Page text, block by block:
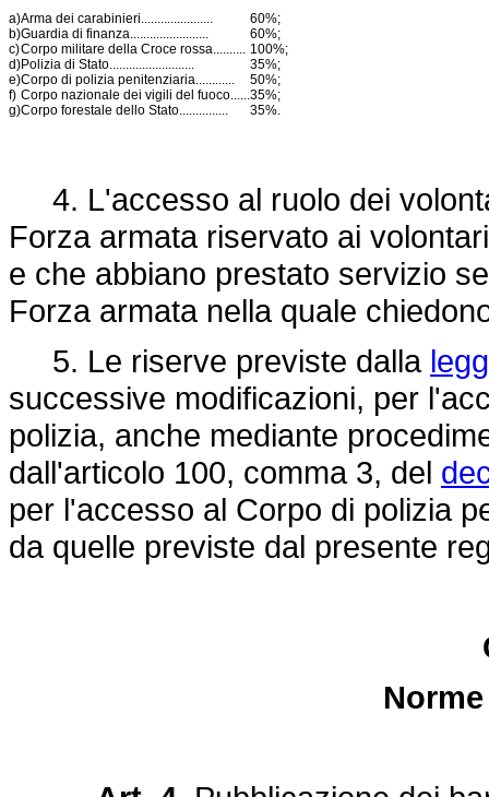
a)Arma dei carabinieri......................
60%;
b)Guardia di finanza........................
60%;
c)Corpo militare della Croce rossa.......... 100%;
d)Polizia di Stato..........................
35%;
e)Corpo di polizia penitenziaria............
50%;
f) Corpo nazionale dei vigili del fuoco......35%;
g)Corpo forestale dello Stato............... 35%.
4. L'accesso al ruolo dei
Forza armata riservato ai
e che abbiano prestato servizio
Forza armata nella quale
5. Le riserve previste dalla
successive modificazioni, per
polizia, anche mediante
dall'articolo 100, comma 3, del
per l'accesso al Corpo di polizia
da quelle previste dal presente